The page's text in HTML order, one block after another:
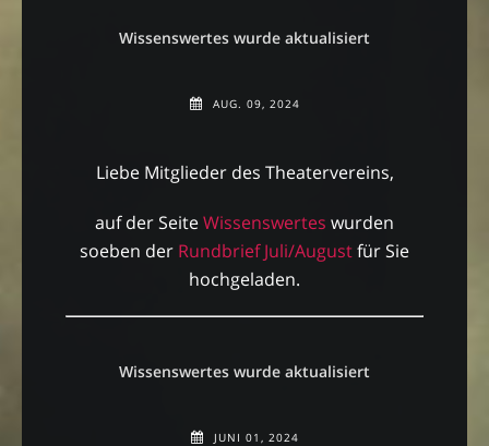
Wissenswertes wurde aktualisiert
AUG. 09, 2024
Liebe Mitglieder des Theatervereins,
auf der SeiteWissenswertes wurden
soeben der Rundbrief Juli/Augustfür Sie
hochgeladen.
Wissenswertes wurde aktualisiert
JUNI 01, 2024